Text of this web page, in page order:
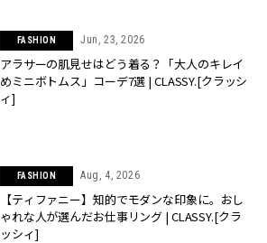
FASHION Jun, 23, 2026
アラサーの肌見せはどう着る？「大人のキレイ
めミニボトムス」コーデ7選 | CLASSY.[クラッシ
ィ]
FASHION Aug, 4, 2026
【ティファニー】知的でモダンな印象に。おし
ゃれな人が選んだお仕事リング | CLASSY.[クラ
ッシィ]